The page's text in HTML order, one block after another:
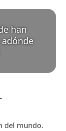
han
del mundo.